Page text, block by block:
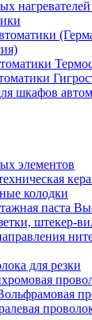
элементов
колодки
для резки